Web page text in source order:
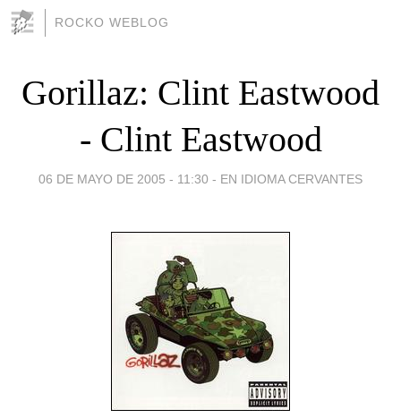
ROCKO WEBLOG
Gorillaz: Clint Eastwood
- Clint Eastwood
06 DE MAYO DE 2005 - 11:30 - EN IDIOMA CERVANTES